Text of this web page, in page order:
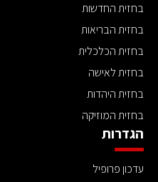
בחזית החדשות
בחזית הבריאות
בחזית הכלכלית
בחזית לאישה
בחזית היהדות
בחזית המוזיקה
הגדרות
עדכון פרופיל